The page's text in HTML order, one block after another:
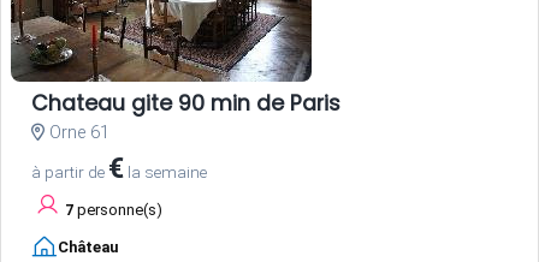
Chateau gite 90 min de Paris
Orne 61
à partir de € la semaine
7 personne(s)
Château